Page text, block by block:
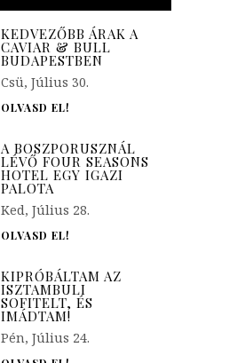
KEDVEZŐBB ÁRAK A
CAVIAR & BULL
BUDAPESTBEN
Csü, Július 30.
OLVASD EL!
A BOSZPORUSZNÁL
LÉVŐ FOUR SEASONS
HOTEL EGY IGAZI
PALOTA
Ked, Július 28.
OLVASD EL!
KIPRÓBÁLTAM AZ
ISZTAMBULI
SOFITELT, ÉS
IMÁDTAM!
Pén, Július 24.